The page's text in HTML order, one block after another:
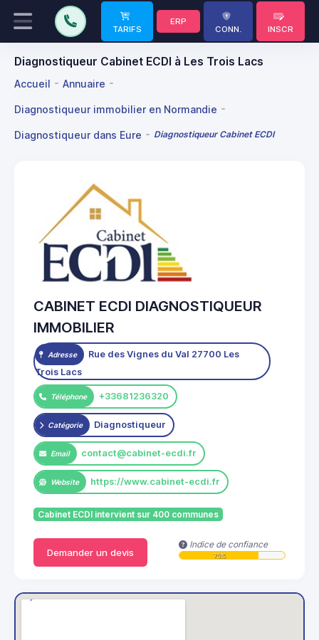
TARIFS
ERP
CONN.
INSCR
Diagnostiqueur Cabinet ECDI à Les Trois Lacs
Accueil Annuaire
Diagnostiqueur immobilier en Normandie
Diagnostiqueur dans Eure Diagnostiqueur Cabinet ECDI
CABINET ECDI DIAGNOSTIQUEUR
IMMOBILIER
Adresse
Rue des Vignes du Val 27700 Les
Trois Lacs
Téléphone +33681236320
Catégorie Diagnostiqueur
Email contact@cabinet-ecdi.fr
Website https://www.cabinet-ecdi.fr
Cabinet ECDI intervient sur 400 communes
Demander un devis
Indice de confiance
75%